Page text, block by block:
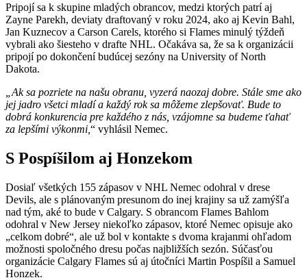
Pripojí sa k skupine mladých obrancov, medzi ktorých patrí aj
Zayne Parekh, deviaty draftovaný v roku 2024, ako aj Kevin Bahl,
Jan Kuznecov a Carson Carels, ktorého si Flames minulý týždeň
vybrali ako šiesteho v drafte NHL. Očakáva sa, že sa k organizácii
pripojí po dokončení budúcej sezóny na University of North
Dakota.
„Ak sa pozriete na našu obranu, vyzerá naozaj dobre. Stále sme ako
jej jadro všetci mladí a každý rok sa môžeme zlepšovať. Bude to
dobrá konkurencia pre každého z nás, vzájomne sa budeme ťahať
za lepšími výkonmi, “ vyhlásil Nemec.
S Pospíšilom aj Honzekom
Dosiaľ všetkých 155 zápasov v NHL Nemec odohral v drese
Devils, ale s plánovaným presunom do inej krajiny sa už zamýšľa
nad tým, aké to bude v Calgary. S obrancom Flames Bahlom
odohral v New Jersey niekoľko zápasov, ktoré Nemec opisuje ako
„celkom dobré“, ale už bol v kontakte s dvoma krajanmi ohľadom
možnosti spoločného dresu počas najbližších sezón. Súčasťou
organizácie Calgary Flames sú aj útočníci Martin Pospíšil a Samuel
Honzek.